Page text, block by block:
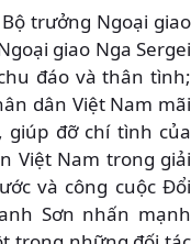
trưởng Ngoại giao
giao Nga Sergei
đáo và thân tình;
dân Việt Nam mãi
đỡ chí tình của
Việt Nam trong giải
và công cuộc Đổi
Sơn nhấn mạnh